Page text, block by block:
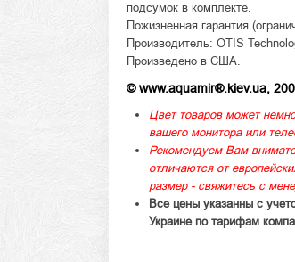
подсумок в комплекте.
Пожизненная гарантия
Производитель: OTIS
Произведено в США.
© www.aquamir®.kiev.ua,
Цвет товаров может
вашего монитора или
Рекомендуем Вам
отличаются от
размер - свяжитесь с
Все цены указанны с
Украине по тарифам